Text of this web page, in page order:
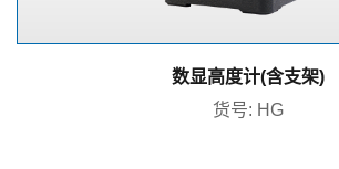
数显高度计(含支架)
货号: HG